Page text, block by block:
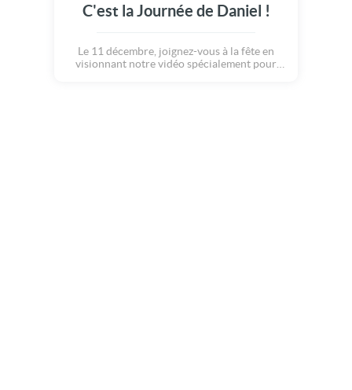
C'est la Journée de Daniel !
Le 11 décembre, joignez-vous à la fête en
visionnant notre vidéo spécialement pour